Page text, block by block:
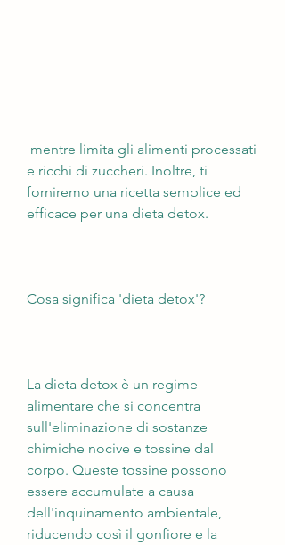
e ricchi di zuccheri. Inoltre, ti
forniremo una ricetta semplice ed
efficace per una dieta detox.
Cosa significa 'dieta detox'?
La dieta detox è un regime
alimentare che si concentra
sull'eliminazione di sostanze
chimiche nocive e tossine dal
corpo. Queste tossine possono
essere accumulate a causa
dell'inquinamento ambientale,
riducendo così il gonfiore e la